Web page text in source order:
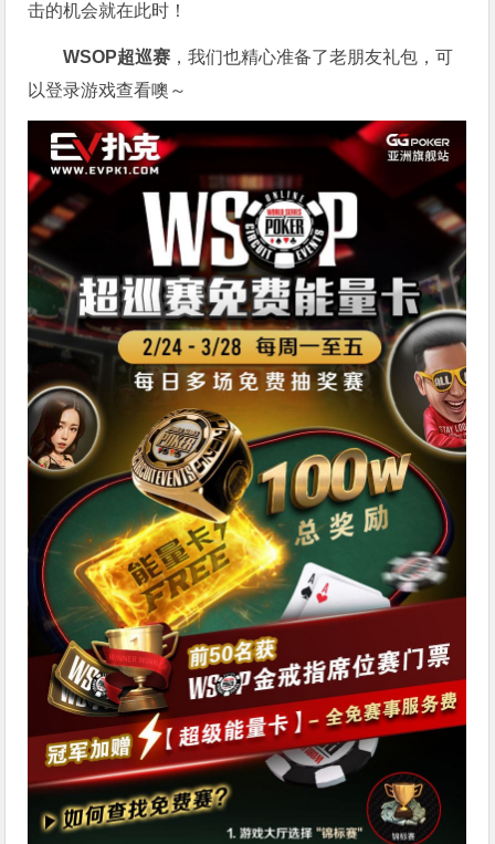
击的机会就在此时！
WSOP超巡赛 ，我们也精心准备了老朋友礼包，可
以登录游戏查看噢～